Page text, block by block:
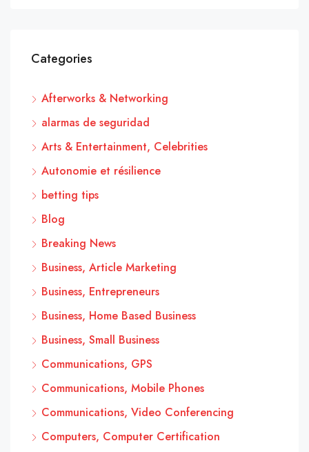
Categories
Afterworks & Networking
alarmas de seguridad
Arts & Entertainment, Celebrities
Autonomie et résilience
betting tips
Blog
Breaking News
Business, Article Marketing
Business, Entrepreneurs
Business, Home Based Business
Business, Small Business
Communications, GPS
Communications, Mobile Phones
Communications, Video Conferencing
Computers, Computer Certification